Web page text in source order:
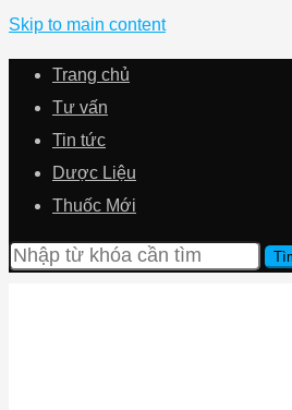
Skip to main content
Trang chủ
Tư vấn
Tin tức
Dược Liệu
Thuốc Mới